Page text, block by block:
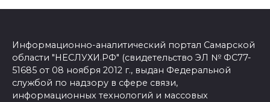
Информационно-аналитический портал Самарской
области "НЕСЛУХИ.РФ" (свидетельство ЭЛ № ФС77-
51685 от 08 ноября 2012 г., выдан Федеральной
службой по надзору в сфере связи,
информационных технологий и массовых